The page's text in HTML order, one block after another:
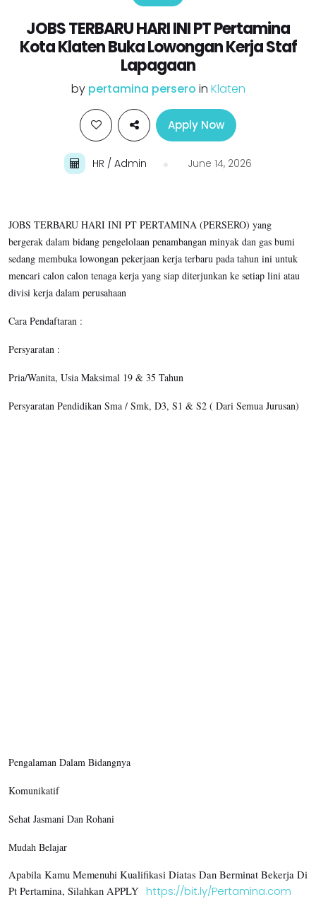
JOBS TERBARU HARI INI PT Pertamina
Kota Klaten Buka Lowongan Kerja Staf
Lapagaan
by pertamina persero in Klaten
Apply Now
HR / Admin June 14, 2026
JOBS TERBARU HARI INI PT PERTAMINA (PERSERO) yang
bergerak dalam bidang pengelolaan penambangan minyak dan gas bumi
sedang membuka lowongan pekerjaan kerja terbaru pada tahun ini untuk
mencari calon calon tenaga kerja yang siap diterjunkan ke setiap lini atau
divisi kerja dalam perusahaan
Cara Pendaftaran :
Persyaratan :
Pria/Wanita, Usia Maksimal 19 & 35 Tahun
Persyaratan Pendidikan Sma / Smk, D3, S1 & S2 ( Dari Semua Jurusan)
Pengalaman Dalam Bidangnya
Komunikatif
Sehat Jasmani Dan Rohani
Mudah Belajar
Apabila Kamu Memenuhi Kualifikasi Diatas Dan Berminat Bekerja Di
Pt Pertamina, Silahkan APPLY https://bit.ly/Pertamina.com